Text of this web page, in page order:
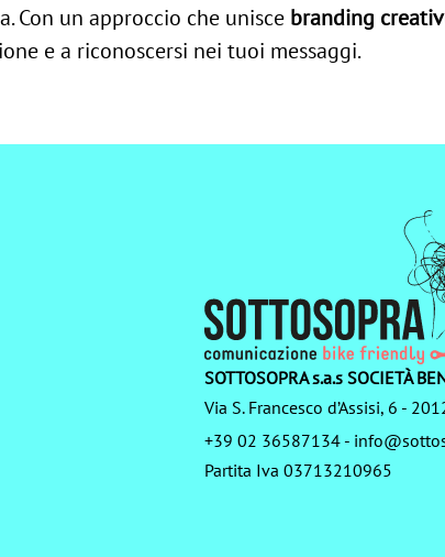
Con un approccio che unisce branding
e a riconoscersi nei tuoi messaggi.
SOTTOSOPRA s.a.s SOCIETÀ
Via S. Francesco d’Assisi, 6 -
+39 02 36587134 -
Partita Iva 03713210965